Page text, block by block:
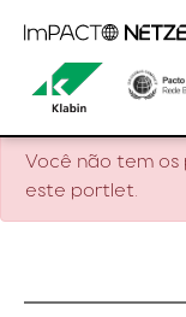
Você não tem
este portlet.
Você não tem os
este portlet.